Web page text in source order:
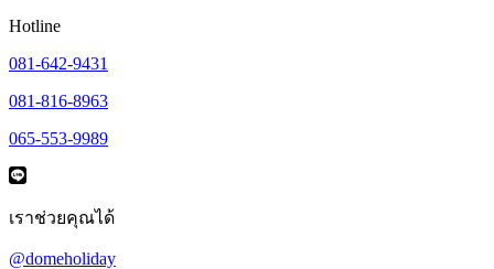
Hotline
081-642-9431
081-816-8963
065-553-9989
เราช่วยคุณได้
@domeholiday